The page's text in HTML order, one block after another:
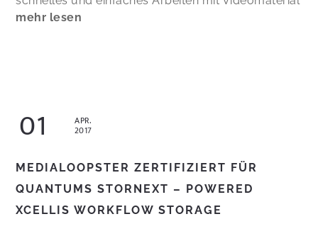
mehr lesen
APR.
01 2017
MEDIALOOPSTER ZERTIFIZIERT FÜR
QUANTUMS STORNEXT – POWERED
XCELLIS WORKFLOW STORAGE